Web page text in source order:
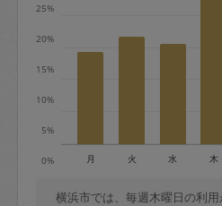
50%
金曜日9時～土曜日8
＋交通費全額
依頼者不在による当日
金額の100%＋交通費
0%
5%
10%
15%
20%
25%
月 火 水 木
横浜市では、毎週木曜日の利